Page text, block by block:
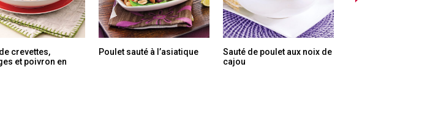
crevettes,
et poivron en
Poulet sauté à l’asiatique
Sauté de poulet aux noix de
cajou